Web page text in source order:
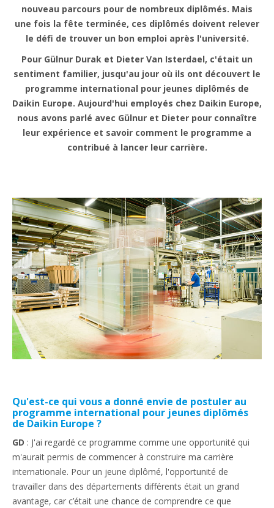
nouveau parcours pour de nombreux diplômés. Mais
une fois la fête terminée, ces diplômés doivent relever
le défi de trouver un bon emploi après l'université.
Pour Gülnur Durak et Dieter Van Isterdael, c'était un
sentiment familier, jusqu'au jour où ils ont découvert le
programme international pour jeunes diplômés de
Daikin Europe. Aujourd'hui employés chez Daikin Europe,
nous avons parlé avec Gülnur et Dieter pour connaître
leur expérience et savoir comment le programme a
contribué à lancer leur carrière.
Qu'est-ce qui vous a donné envie de postuler au
programme international pour jeunes diplômés
de Daikin Europe ?
GD : J'ai regardé ce programme comme une opportunité qui
m'aurait permis de commencer à construire ma carrière
internationale. Pour un jeune diplômé, l'opportunité de
travailler dans des départements différents était un grand
avantage, car c’était une chance de comprendre ce que